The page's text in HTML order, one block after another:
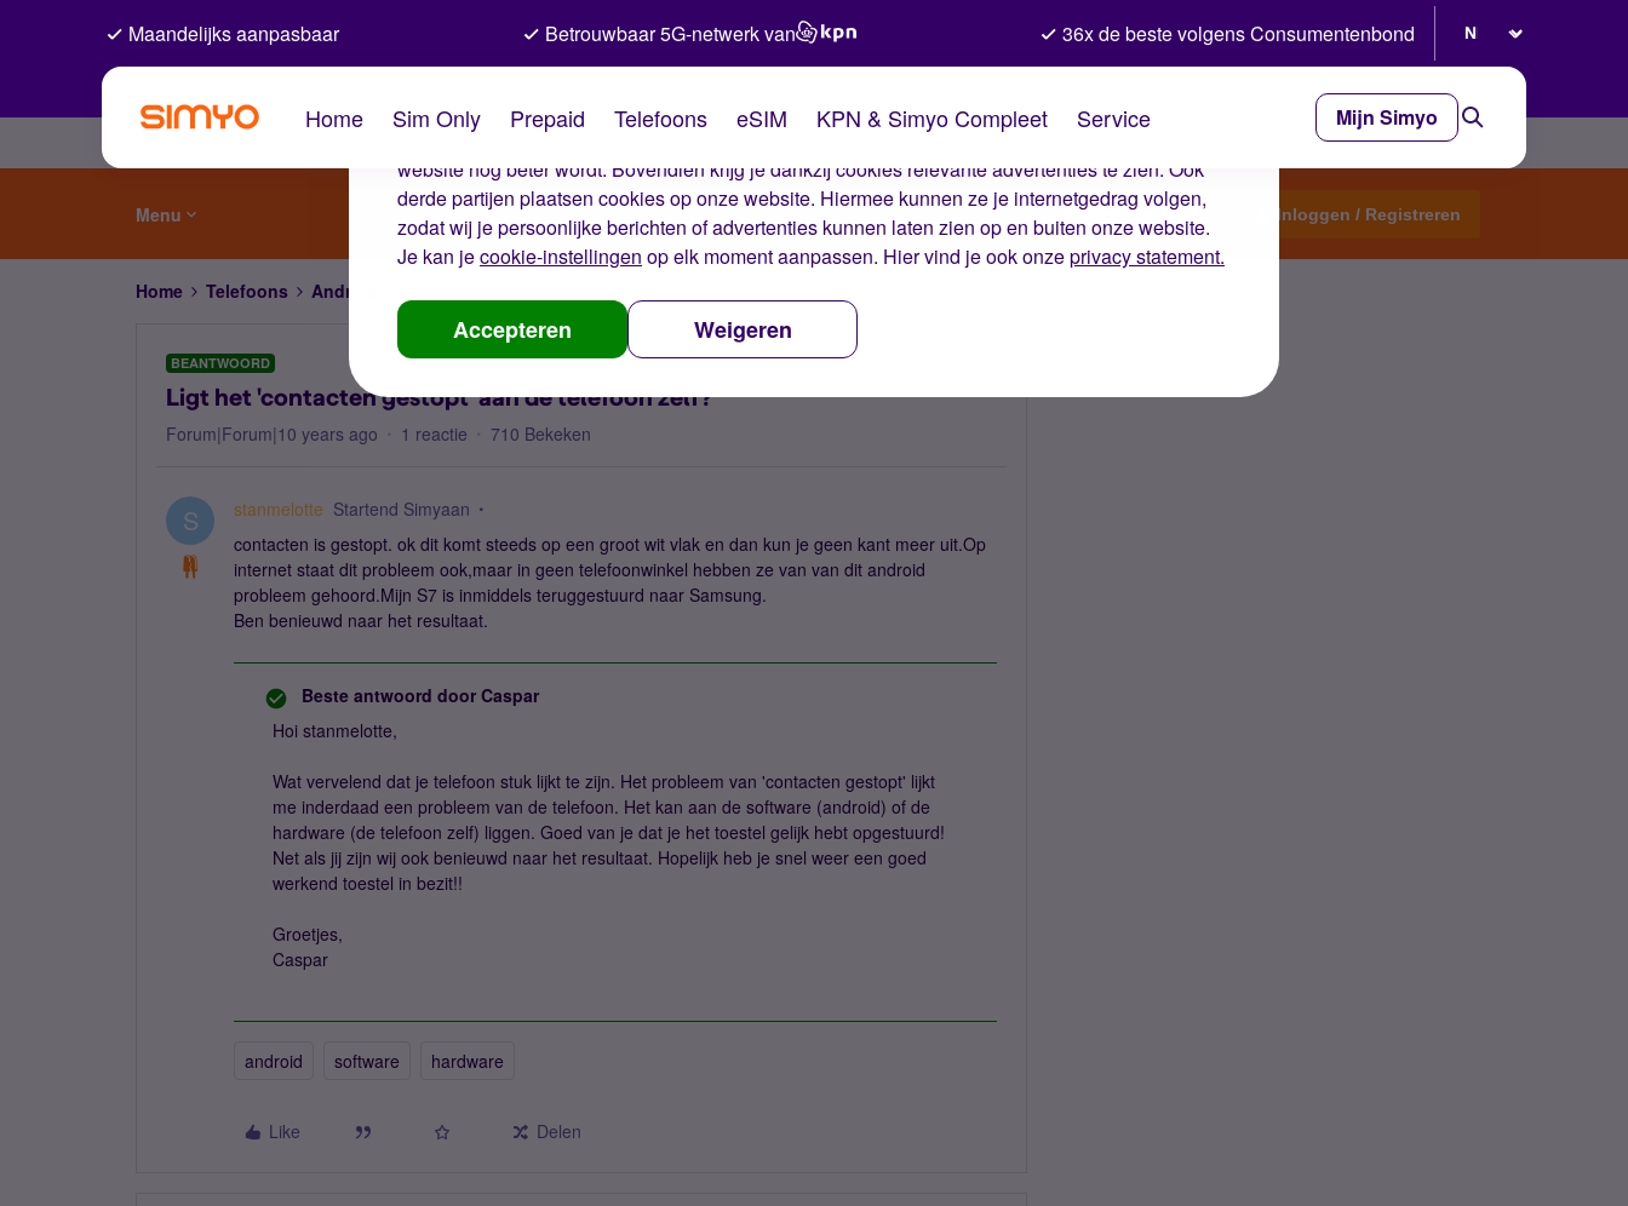
De cookies van Simyo
Wij gebruiken cookies op onze website. Met deze cookies zorgen wij ervoor dat je ervaring op de
website nog beter wordt. Bovendien krijg je dankzij cookies relevante advertenties te zien. Ook
derde partijen plaatsen cookies op onze website. Hiermee kunnen ze je internetgedrag volgen,
zodat wij je persoonlijke berichten of advertenties kunnen laten zien op en buiten onze website.
Je kan jecookie-instellingen op elk moment aanpassen. Hier vind je ook onzeprivacy statement.
Accepteren Weigeren
Maandelijks aanpasbaar Betrouwbaar 5G-netwerk van 36x de beste volgens Consumentenbond
Home Sim Only Prepaid Telefoons eSIM KPN & Simyo Compleet Service Mijn Simyo
Menu Start een topic Inloggen / Registreren
Home Telefoons Android
BEANTWOORD
Ligt het 'contacten gestopt' aan de telefoon zelf?
Forum|Forum|10 years ago 1 reactie 710 Bekeken
S stanmelotte Startend Simyaan
contacten is gestopt. ok dit komt steeds op een groot wit vlak en dan kun je geen kant meer uit.Op
internet staat dit probleem ook,maar in geen telefoonwinkel hebben ze van van dit android
probleem gehoord.Mijn S7 is inmiddels teruggestuurd naar Samsung.
Ben benieuwd naar het resultaat.
Beste antwoord door Caspar
Hoi stanmelotte,
Wat vervelend dat je telefoon stuk lijkt te zijn. Het probleem van 'contacten gestopt' lijkt
me inderdaad een probleem van de telefoon. Het kan aan de software (android) of de
hardware (de telefoon zelf) liggen. Goed van je dat je het toestel gelijk hebt opgestuurd!
Net als jij zijn wij ook benieuwd naar het resultaat. Hopelijk heb je snel weer een goed
werkend toestel in bezit!!
Groetjes,
Caspar
android software hardware
Like Delen